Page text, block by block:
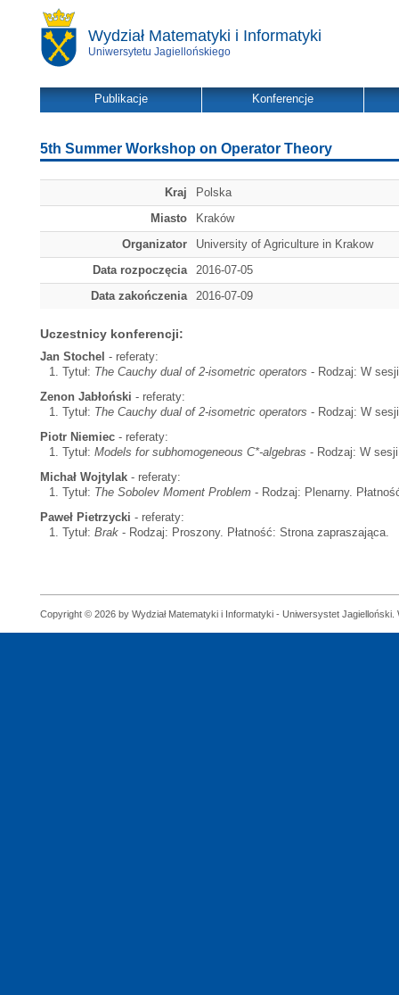
Wydział Matematyki i Informatyki
Uniwersytetu Jagiellońskiego
Publikacje Konferencje
5th Summer Workshop on Operator Theory
Kraj
Polska
Miasto
Kraków
Organizator
University of Agriculture in Krakow
Data rozpoczęcia
2016-07-05
Data zakończenia
2016-07-09
Uczestnicy konferencji:
Jan Stochel - referaty:
Tytuł: The Cauchy dual of 2-isometric operators - Rodzaj: W
Zenon Jabłoński - referaty:
Tytuł: The Cauchy dual of 2-isometric operators - Rodzaj: W
Piotr Niemiec - referaty:
Tytuł: Models for subhomogeneous C*-algebras - Rodzaj: W
Michał Wojtylak - referaty:
Tytuł: The Sobolev Moment Problem - Rodzaj: Plenarny.
Paweł Pietrzycki - referaty:
Tytuł: Brak - Rodzaj: Proszony. Płatność: Strona zapraszająca.
Copyright © 2026 by Wydział Matematyki i Informatyki - Uniwersystet